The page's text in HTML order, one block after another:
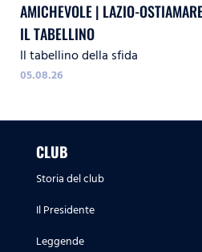
AMICHEVOLE | LAZIO-
IL TABELLINO
Il tabellino della sfida
05.08.26
CLUB
Storia del club
Il Presidente
Leggende